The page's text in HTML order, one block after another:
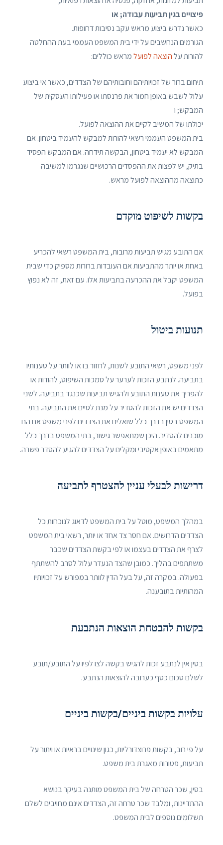
פיצויים בגין תביעות עבודה; או
כאשר נדרש ביצוע מראש עקב נסיבות דחופות.
הגורמים הנחשבים על ידי בית המשפט העממי בעת ההחלטה
להורות עלהוצאה לפועלמראש כוללים:
תיחום ברור של זכויותיהם וחובותיהם של הצדדים, כאשר אי ביצוע
עלול לשבש באופן חמור את פרנסתו או פעילותו העסקית של
המבקש; ו
יכולתו של המשיב לקיים את ההוצאה לפועל.
בית המשפט העממי רשאי להורות למבקש להעמיד ביטחון. אם
המבקש לא יעמיד ביטחון, הבקשה תידחה. אם המבקש הפסיד
בתיק, יש לפצות את ההפסדים הרכושיים שנגרמו למשיבה
כתוצאה מההוצאה לפועל מראש.
בקשות לשיפוט מוקדם
אם התובע מגיש תביעות מרובות, בית המשפט רשאי להכריע
באחת או יותר מהתביעות אם העובדות ברורות מספיק כדי שבית
המשפט יקבל את ההכרעה בתביעות אלו. עם זאת, זה לא נפוץ
בפועל.
תנועות ביטול
לפני משפט, רשאי התובע לשנות, לחזור בו או לוותר על טענותיו
בתביעה. לנתבע הזכות לערער על סמכות השיפוט, להודות או
להפריך את טענות התובע ולהגיש תביעות שכנגד בתביעה. לשני
הצדדים יש את הזכות להסדיר על מנת לסיים את התביעה. בתי
המשפט בסין בדרך כלל שואלים את הצדדים לפני משפט אם הם
מוכנים להסדיר. היכן שמתאפשר גישור, בתי המשפט בדרך כלל
מתאמים באופן אקטיבי ומקלים על הצדדים להגיע להסדר פשרה.
דרישות לבעלי עניין להצטרף לתביעה
במהלך המשפט, מוטל על בית המשפט לדאוג לנוכחות כל
הצדדים הדרושים. אם חסר צד אחד או יותר, רשאי בית המשפט
לצרף את הצדדים בעצמו או לפי בקשת הצדדים שכבר
משתתפים בהליך. כמובן שהצד הנעדר עלול לסרב להשתתף
בפעולה. במקרה זה, על בעל הדין לוותר במפורש על זכויותיו
המהותיות בתובענה.
בקשות להבטחת הוצאות הנתבעת
בסין אין לנתבע זכות להגיש בקשה לצו לפיו על התובע/תובע
לשלם סכום כסף כערובה להוצאות הנתבע.
עלויות בקשות ביניים/בקשות ביניים
על פי רוב, בקשות פרוצדורליות, כגון שינויים בראיות או ויתור על
תביעות, פטורות מאגרת בית משפט.
בסין, שכר הטרחה של בית המשפט מותנה בעיקר בנושא
ההתדיינות, ומלבד שכר טרחה זה, הצדדים אינם מחויבים לשלם
תשלומים נוספים לבית המשפט.